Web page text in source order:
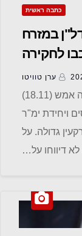
כתבה ראשית
במזרח
לחקירה
ערן טוויטו
שלושה תושבי מזרח ירושלים עוכבו לחקירה אמש (18.11)
ויחידת ימ"ר
גדולה. על
דיווחו על…